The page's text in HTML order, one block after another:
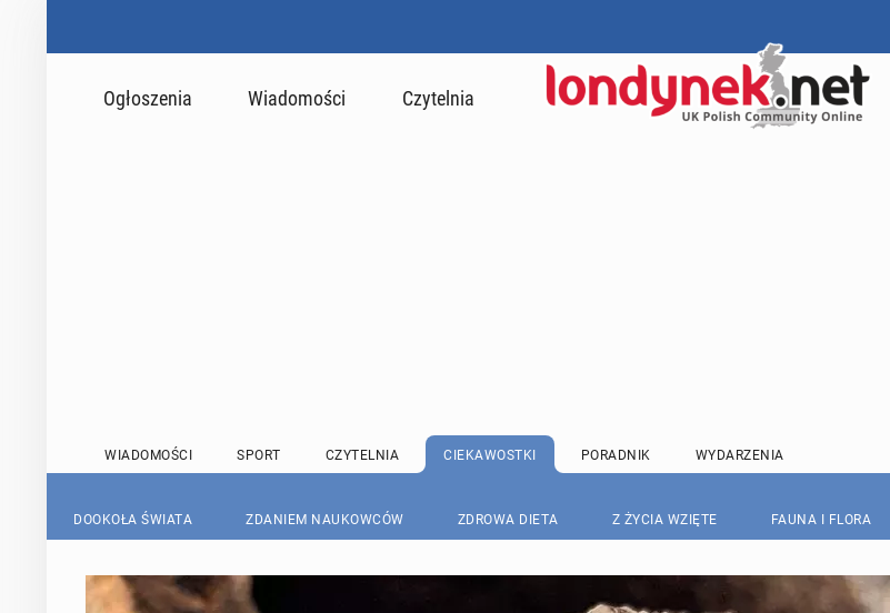
Ogłoszenia Wiadomości Czytelnia
WIADOMOŚCI SPORT CZYTELNIA CIEKAWOSTKI PORADNIK WYDARZENIA
DOOKOŁA ŚWIATA ZDANIEM NAUKOWCÓW ZDROWA DIETA Z ŻYCIA WZIĘTE FAUNA I FLORA